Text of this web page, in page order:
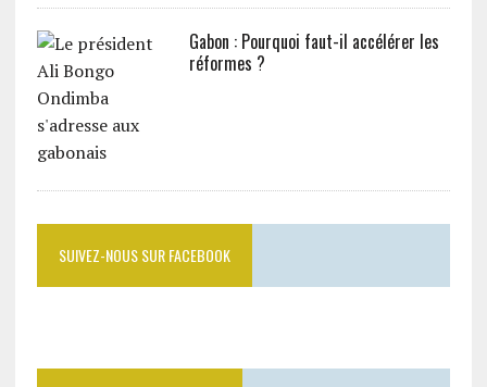
Gabon : Pourquoi faut-il accélérer les
réformes ?
SUIVEZ-NOUS SUR FACEBOOK